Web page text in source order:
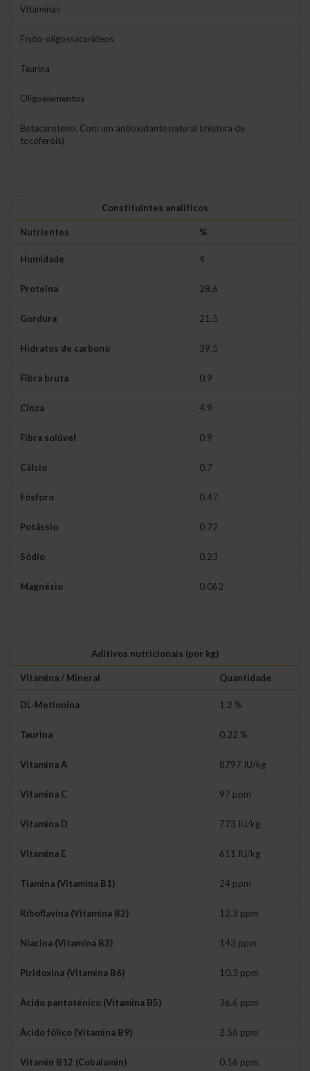
Vitaminas
Fruto-oligossacarídeos
Taurina
Oligoelementos
Betacaroteno. Com um antioxidante natural (mistura de
tocoferóis)
Constituintes analíticos
Nutrientes %
Humidade 4
Proteína 28.6
Gordura 21.5
Hidratos de carbono 39.5
Fibra bruta 0.9
Cinza 4.9
Fibra solúvel 0.9
Cálcio 0.7
Fósforo 0.47
Potássio 0.72
Sódio 0.23
Magnésio 0.062
Aditivos nutricionais (por kg)
Vitamina / Mineral Quantidade
DL-Metionina 1.2 %
Taurina 0.22 %
Vitamina A 8797 IU/kg
Vitamina C 97 ppm
Vitamina D 773 IU/kg
Vitamina E 611 IU/kg
Tiamina (Vitamina B1) 24 ppm
Riboflavina (Vitamina B2) 12.3 ppm
Niacina (Vitamina B3) 143 ppm
Piridoxina (Vitamina B6) 10.3 ppm
Ácido pantoténico (Vitamina B5) 36.6 ppm
Ácido fólico (Vitamina B9) 2.56 ppm
Vitamin B12 (Cobalamin) 0.16 ppm